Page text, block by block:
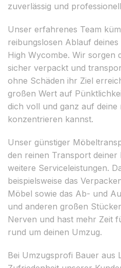
zuverlässig und
Unser erfahrenes Team
reibungslosen Ablauf
High Wycombe. Wir sorgen
sicher verpackt und
ohne Schäden ihr Ziel
großen Wert auf
dich voll und ganz auf deine
konzentrieren kannst.
Unser günstiger
den reinen Transport
weitere Serviceleistungen.
beispielsweise das
Möbel sowie das Ab- und
und anderen großen
Nerven und hast mehr Zeit
rund um deinen Umzug.
Bei Umzugsprofi Bauer aus